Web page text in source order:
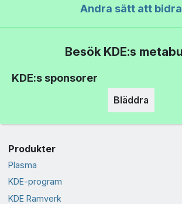
Andra sätt att bidra
Besök KDE:s
KDE:s sponsorer
Bläddra
Produkter
Plasma
KDE-program
KDE Ramverk